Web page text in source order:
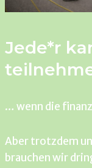
Jede*r
… wenn die
Aber trotzdem
brauchen wir